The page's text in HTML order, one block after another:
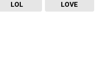
LOL LOVE